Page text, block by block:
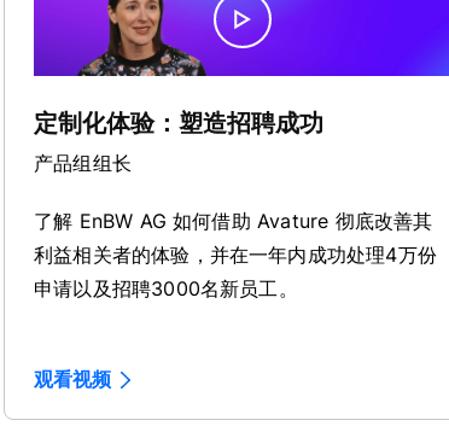
定制化体验：塑造招聘成功
产品组组长
了解 EnBW AG 如何借助 Avature 彻底改善其
利益相关者的体验，并在一年内成功处理4万份
申请以及招聘3000名新员工。
观看视频